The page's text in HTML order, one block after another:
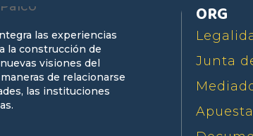
las experiencias
la construcción de
visiones del
de relacionarse
las instituciones
ORG
Junta